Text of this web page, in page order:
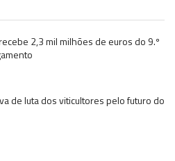
2,3 mil milhões de euros do 9.º
de luta dos viticultores pelo futuro do